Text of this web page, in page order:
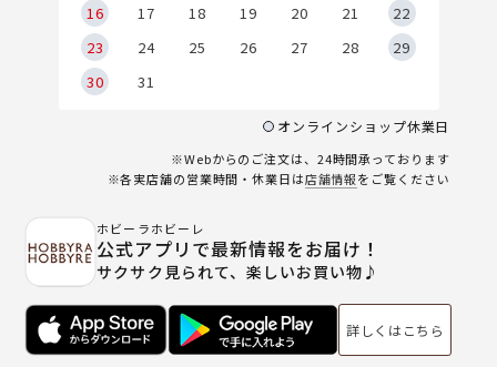
16
17 18 19 20 21
22
23
24 25 26 27 28
29
30
31
オンラインショップ休業日
※Webからのご注文は、24時間承っております
※各実店舗の営業時間・休業日は店舗情報をご覧ください
ホビーラホビーレ
公式アプリで最新情報をお届け！
サクサク見られて、楽しいお買い物♪
詳しくはこちら